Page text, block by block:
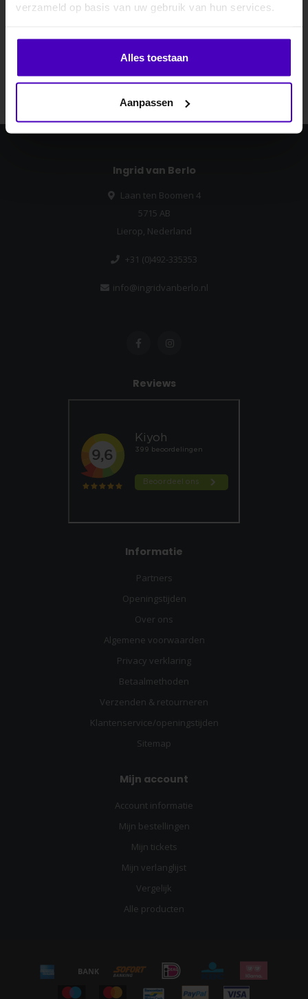
verzameld op basis van uw gebruik van hun services.
Alles toestaan
Aanpassen
Abonneer
Ingrid van Berlo
Laan ten Boomen 4
5715 AB
Lierop, Nederland
+31 (0)492-335353
info@ingridvanberlo.nl
Reviews
Informatie
Partners
Openingstijden
Over ons
Algemene voorwaarden
Privacy verklaring
Betaalmethoden
Verzenden & retourneren
Klantenservice/openingstijden
Sitemap
Mijn account
Account informatie
Mijn bestellingen
Mijn tickets
Mijn verlanglijst
Vergelijk
Alle producten